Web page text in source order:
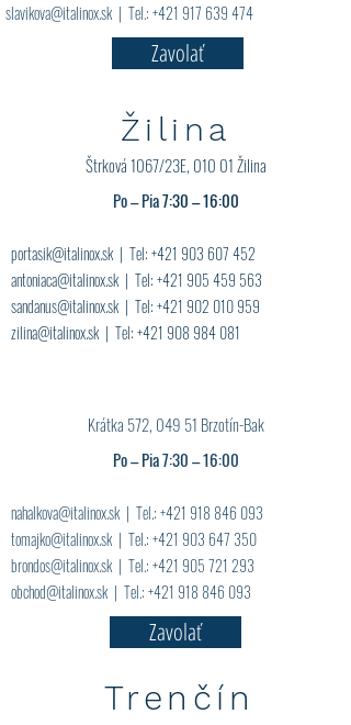
slavikova@italinox.sk | Tel.:+421 917 639 474
Zavolať
Štrková 1067/23E, 010 01 Žilina
Po – Pia7:30 – 16:00
portasik@italinox.sk | Tel:+421 903 607 452
antoniaca@italinox.sk | Tel:+421 905 459 563
sandanus@italinox.sk | Tel:+421 902 010 959
zilina@italinox.sk | Tel:+421 908 984 081
Žilina
Krátka 572, 049 51 Brzotín-Bak
Po – Pia 7:30 – 16:00
nahalkova@italinox.sk | Tel.:+421 918 846 093
tomajko@italinox.sk | Tel.:+421 903 647 350
brondos@italinox.sk | Tel.:+421 905 721 293
obchod@italinox.sk | Tel.:+421 918 846 093
Zavolať
Trenčín